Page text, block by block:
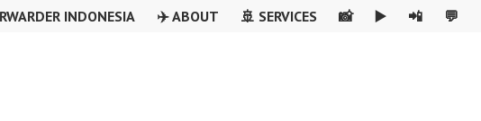
INDONESIA ✈️ ABOUT 🚢 SERVICES 📸 ▶️ 📲 💬